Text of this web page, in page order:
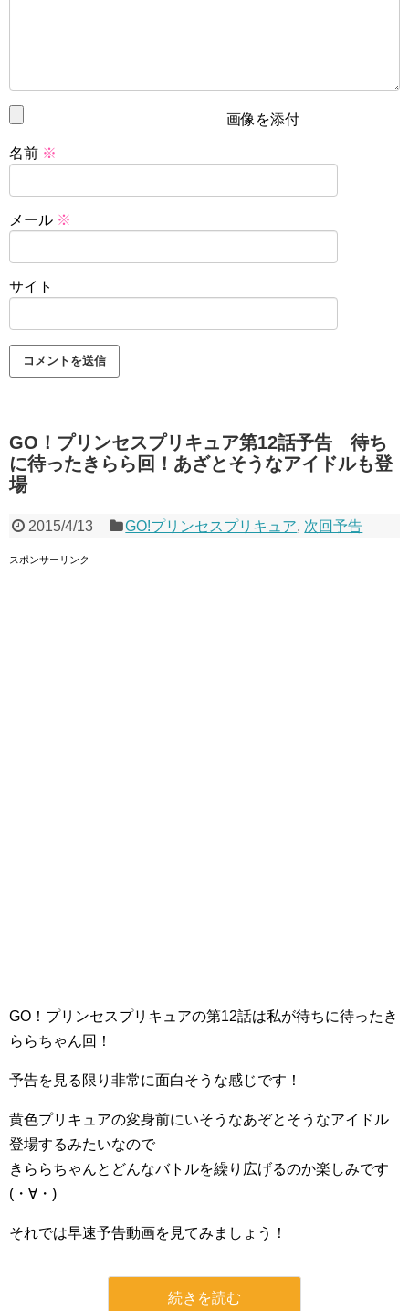
画像を添付
名前 ※
メール ※
サイト
GO！プリンセスプリキュア第12話予告 待ち
に待ったきらら回！あざとそうなアイドルも登
場
2015/4/13 GO!プリンセスプリキュア, 次回予告
スポンサーリンク
GO！プリンセスプリキュアの第12話は私が待ちに待ったき
ららちゃん回！
予告を見る限り非常に面白そうな感じです！
黄色プリキュアの変身前にいそうなあぞとそうなアイドル
登場するみたいなので
きららちゃんとどんなバトルを繰り広げるのか楽しみです
(・∀・)
それでは早速予告動画を見てみましょう！
続きを読む